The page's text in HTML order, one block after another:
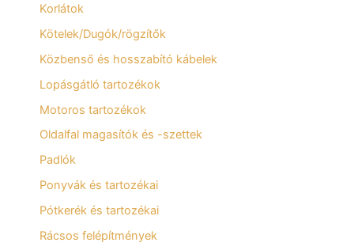
Korlátok
Kötelek/Dugók/rögzítők
Közbenső és hosszabító kábelek
Lopásgátló tartozékok
Motoros tartozékok
Oldalfal magasítók és -szettek
Padlók
Ponyvák és tartozékai
Pótkerék és tartozékai
Rácsos felépítmények